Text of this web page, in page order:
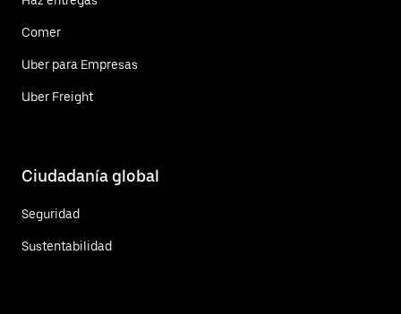
Comer
Uber para Empresas
Uber Freight
Ciudadanía global
Seguridad
Sustentabilidad